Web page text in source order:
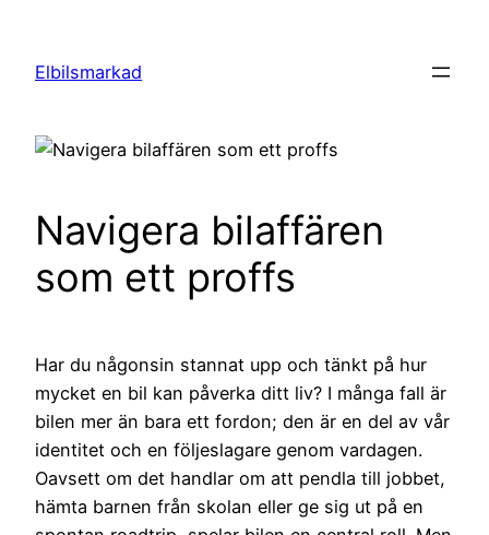
innehåll
Elbilsmarkad
Navigera bilaffären
som ett proffs
Har du någonsin stannat upp och tänkt på hur
mycket en bil kan påverka ditt liv? I många fall är
bilen mer än bara ett fordon; den är en del av vår
identitet och en följeslagare genom vardagen.
Oavsett om det handlar om att pendla till jobbet,
hämta barnen från skolan eller ge sig ut på en